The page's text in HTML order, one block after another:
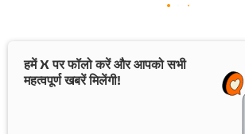
हमें X पर फॉलो करें और आपको सभी
महत्वपूर्ण खबरें मिलेंगी!